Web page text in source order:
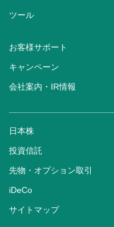
ツール
お客様サポート
キャンペーン
会社案内・IR情報
日本株
投資信託
先物・オプション取引
iDeCo
サイトマップ